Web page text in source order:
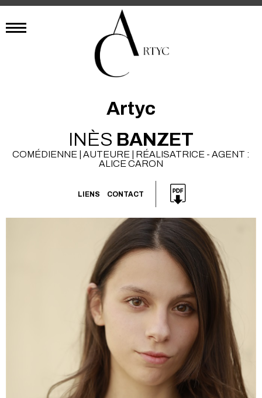
Artyc
INÈS BANZET
COMÉDIENNE | AUTEURE | RÉALISATRICE - AGENT :
ALICE CARON
LIENS CONTACT